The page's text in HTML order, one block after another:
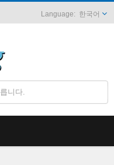
한국어